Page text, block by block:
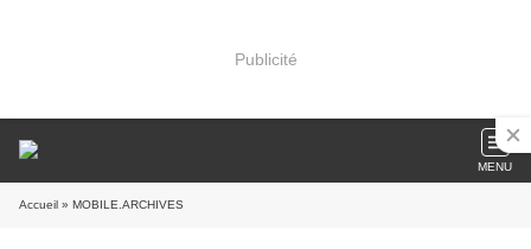
Publicité
MENU
Accueil » MOBILE.ARCHIVES